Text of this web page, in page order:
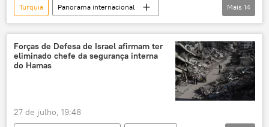
dependência
Defesa
Turquia
Panorama internacional
Américas
América do Norte
EUA
Donald Trump
Benjamin Netanyahu
Israel
geopolítica
Gaza
Hamas
Mais 14
Forças de Defesa de Israel afirmam ter
eliminado chefe da segurança interna
do Hamas
27 de julho, 19:48